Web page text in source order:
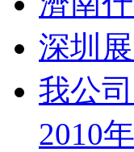
深圳
我公
2010